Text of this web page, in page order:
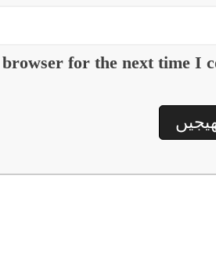
for the next time I